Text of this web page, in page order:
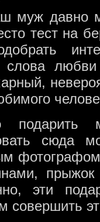
муж давно
тест на
слова
подарить
сюда
эти
совершить